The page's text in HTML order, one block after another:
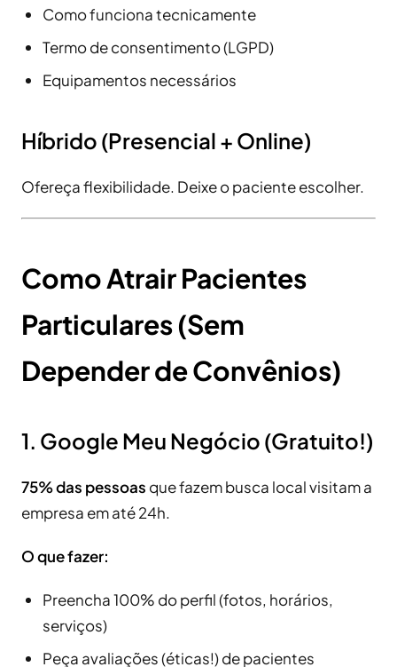
Como funciona tecnicamente
Termo de consentimento (LGPD)
Equipamentos necessários
Híbrido (Presencial + Online)
Ofereça flexibilidade. Deixe o paciente escolher.
Como Atrair Pacientes
Particulares (Sem
Depender de Convênios)
1. Google Meu Negócio (Gratuito!)
75% das pessoas que fazem busca local visitam a
empresa em até 24h.
O que fazer:
Preencha 100% do perfil (fotos, horários,
serviços)
Peça avaliações (éticas!) de pacientes